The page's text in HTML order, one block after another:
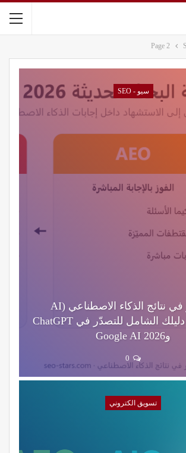
Page 2
سيو - SEO
الظهور في نتائج الذكاء الاصطناعي (AI
Visibility): دليلك الشامل للتصدّر في ChatGPT
وGoogle AI 2026
تسويق الكتروني